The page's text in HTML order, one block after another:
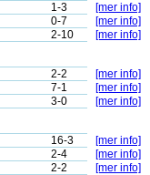
1-3
[mer info]
0-7
[mer info]
2-10 [mer info]
2-2
[mer info]
7-1
[mer info]
3-0 [mer info]
16-3
[mer info]
2-4
[mer info]
2-2 [mer info]